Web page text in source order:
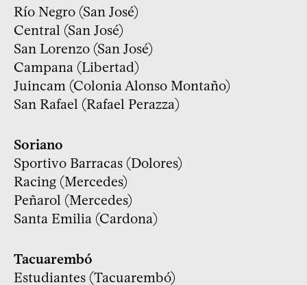
Río Negro (San José)
Central (San José)
San Lorenzo (San José)
Campana (Libertad)
Juincam (Colonia Alonso Montaño)
San Rafael (Rafael Perazza)
Soriano
Sportivo Barracas (Dolores)
Racing (Mercedes)
Peñarol (Mercedes)
Santa Emilia (Cardona)
Tacuarembó
Estudiantes (Tacuarembó)